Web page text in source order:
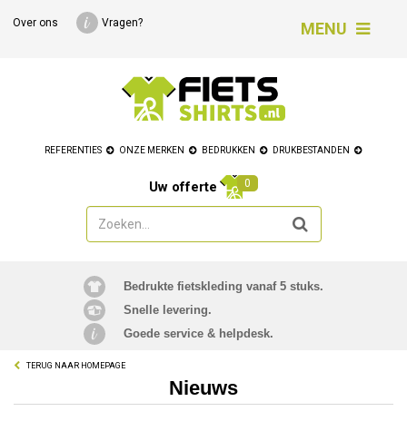
Over ons Vragen? MENU
REFERENTIES ONZE MERKEN BEDRUKKEN DRUKBESTANDEN
Uw offerte 0
Bedrukte fietskleding vanaf 5 stuks.
Snelle levering.
Goede service & helpdesk.
TERUG NAAR HOMEPAGE
Nieuws